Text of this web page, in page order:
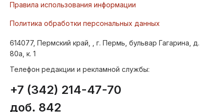
Правила использования информации
Политика обработки персональных данных
614077, Пермский край, , г. Пермь, бульвар Гагарина, д.
80а, к. 1
Телефон редакции и рекламной службы:
+7 (342) 214-47-70
доб. 842